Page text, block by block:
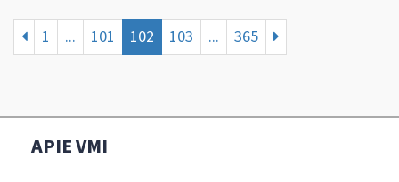
1 ... 101 102 103 ... 365
APIE VMI